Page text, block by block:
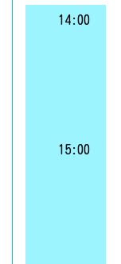
14:00
15:00